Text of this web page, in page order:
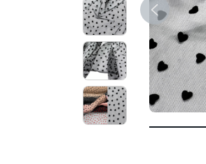
Previous